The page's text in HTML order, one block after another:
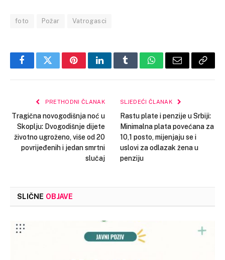
foto Požar Vatrogasci
FacebookTwitterPinterestLinkedInTumblrWhatsApp
Email Copy
PRETHODNI ČLANAK
Tragična novogodišnja noć u
Skoplju: Dvogodišnje dijete
životno ugroženo, više od 20
povrijeđenih i jedan smrtni
slučaj
SLJEDEĆI ČLANAK
Rastu plate i penzije u Srbiji:
Minimalna plata povećana za
10,1 posto, mijenjaju se i
uslovi za odlazak žena u
penziju
SLIČNE OBJAVE